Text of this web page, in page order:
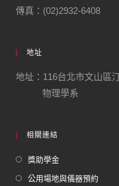
傳真：(02)2932-6408
地址
地址：116台北市文山區
物理學系
相關連結
獎助學金
公用場地與儀器預約